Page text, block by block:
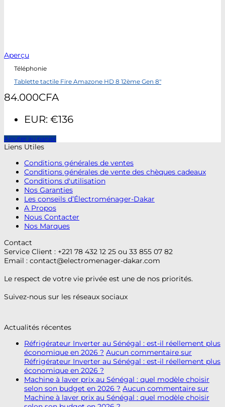
Aperçu
Téléphonie
Tablette tactile Fire Amazone HD 8 12ème Gen 8″
84.000CFA
EUR: €136
Ajouter au panier
Liens Utiles
Conditions générales de ventes
Conditions générales de vente des chèques cadeaux
Conditions d'utilisation
Nos Garanties
Les conseils d’Électroménager-Dakar
A Propos
Nous Contacter
Nos Marques
Contact
Service Client : +221 78 432 12 25 ou 33 855 07 82
Email : contact@electromenager-dakar.com
Le respect de votre vie privée est une de nos priorités.
Suivez-nous sur les réseaux sociaux
Actualités récentes
Réfrigérateur Inverter au Sénégal : est-il réellement plus
économique en 2026 ? Aucun commentaire sur
Réfrigérateur Inverter au Sénégal : est-il réellement plus
économique en 2026 ?
Machine à laver prix au Sénégal : quel modèle choisir
selon son budget en 2026 ? Aucun commentaire sur
Machine à laver prix au Sénégal : quel modèle choisir